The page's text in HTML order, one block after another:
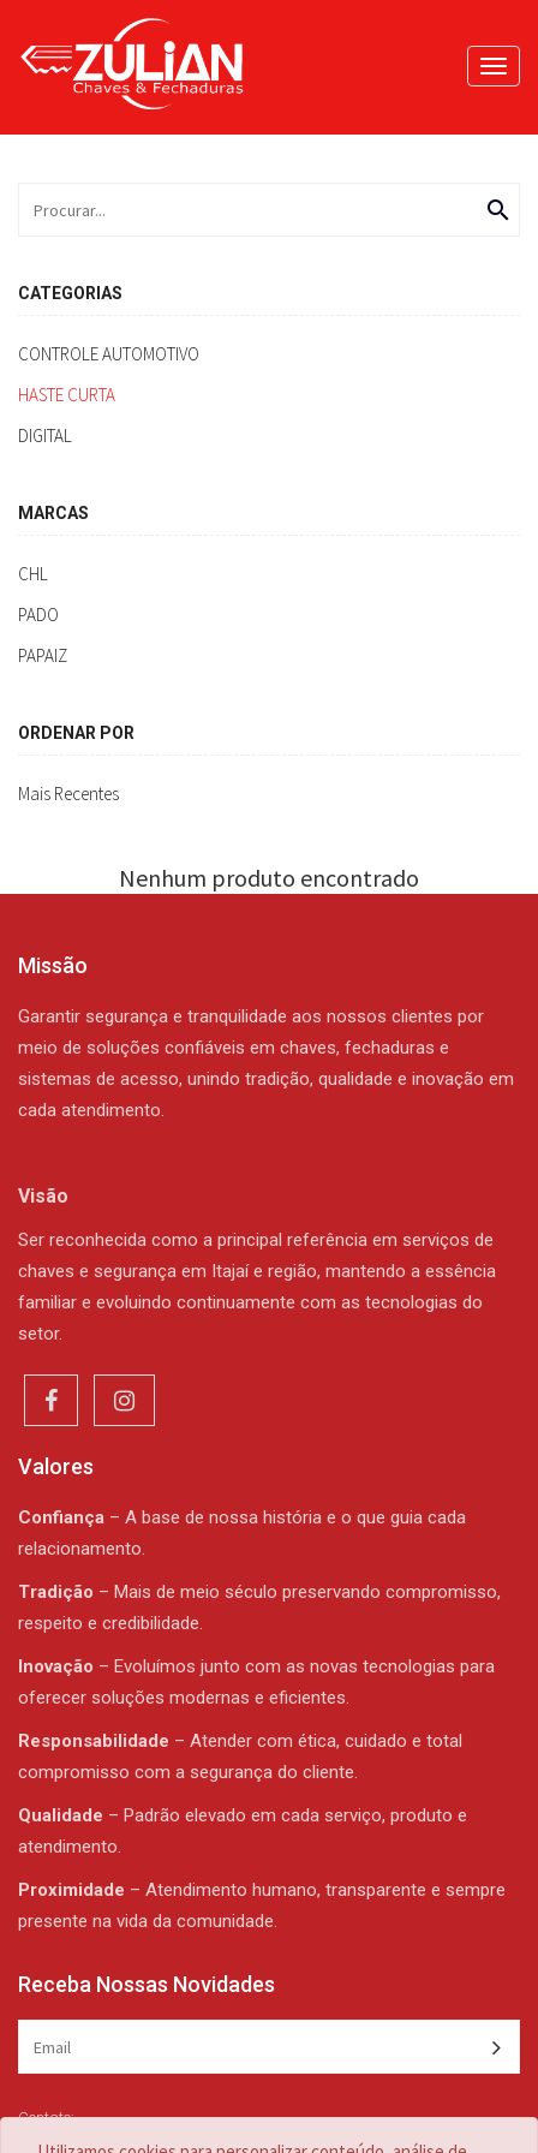
search
CATEGORIAS
CONTROLE AUTOMOTIVO
HASTE CURTA
DIGITAL
MARCAS
CHL
PADO
PAPAIZ
ORDENAR POR
Mais Recentes
Nenhum produto encontrado
Missão
Garantir segurança e tranquilidade aos nossos clientes por
meio de soluções confiáveis em chaves, fechaduras e
sistemas de acesso, unindo tradição, qualidade e inovação em
cada atendimento.
Visão
Ser reconhecida como a principal referência em serviços de
chaves e segurança em Itajaí e região, mantendo a essência
familiar e evoluindo continuamente com as tecnologias do
setor.
Valores
Confiança – A base de nossa história e o que guia cada
relacionamento.
Tradição – Mais de meio século preservando compromisso,
respeito e credibilidade.
Inovação – Evoluímos junto com as novas tecnologias para
oferecer soluções modernas e eficientes.
Responsabilidade – Atender com ética, cuidado e total
compromisso com a segurança do cliente.
Qualidade – Padrão elevado em cada serviço, produto e
atendimento.
Proximidade – Atendimento humano, transparente e sempre
presente na vida da comunidade.
Receba Nossas Novidades
Contato: